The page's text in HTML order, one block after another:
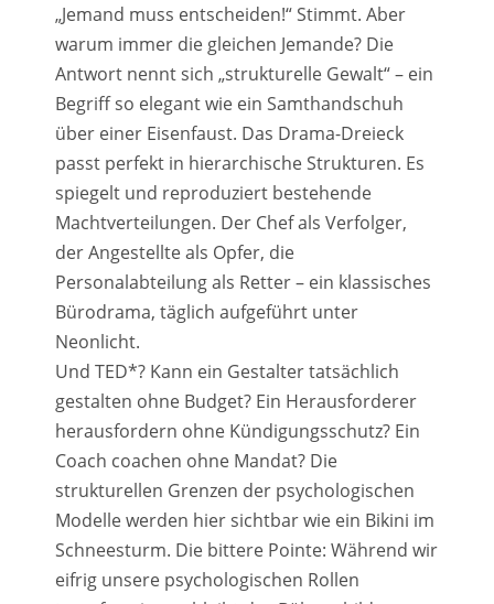
„Jemand muss entscheiden!“ Stimmt. Aber
warum immer die gleichen Jemande? Die
Antwort nennt sich „strukturelle Gewalt“ – ein
Begriff so elegant wie ein Samthandschuh
über einer Eisenfaust. Das Drama-Dreieck
passt perfekt in hierarchische Strukturen. Es
spiegelt und reproduziert bestehende
Machtverteilungen. Der Chef als Verfolger,
der Angestellte als Opfer, die
Personalabteilung als Retter – ein klassisches
Bürodrama, täglich aufgeführt unter
Neonlicht.
Und TED*? Kann ein Gestalter tatsächlich
gestalten ohne Budget? Ein Herausforderer
herausfordern ohne Kündigungsschutz? Ein
Coach coachen ohne Mandat? Die
strukturellen Grenzen der psychologischen
Modelle werden hier sichtbar wie ein Bikini im
Schneesturm. Die bittere Pointe: Während wir
eifrig unsere psychologischen Rollen